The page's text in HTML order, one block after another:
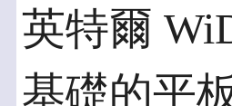
英特爾
基礎的平